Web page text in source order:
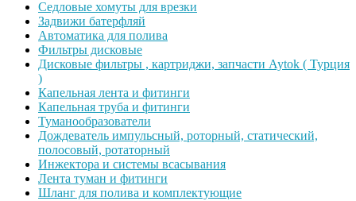
Седловые хомуты для врезки
Задвижи батерфляй
Автоматика для полива
Фильтры дисковые
Дисковые фильтры , картриджи, запчасти Aytok ( Турция
)
Капельная лента и фитинги
Капельная труба и фитинги
Туманообразователи
Дождеватель импульсный, роторный, статический,
полосовый, ротаторный
Инжектора и системы всасывания
Лента туман и фитинги
Шланг для полива и комплектующие